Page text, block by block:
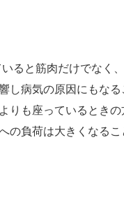
ると筋肉だけでなく
し病気の原因にもなる
りも座っているとき
の負荷は大きくなる